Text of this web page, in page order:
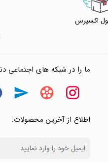
اکسپرس
ما را در شبکه های اجتماعی
اطلاع از آخرین محصولات: